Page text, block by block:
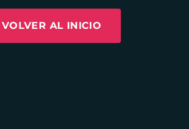
VOLVER AL INICIO